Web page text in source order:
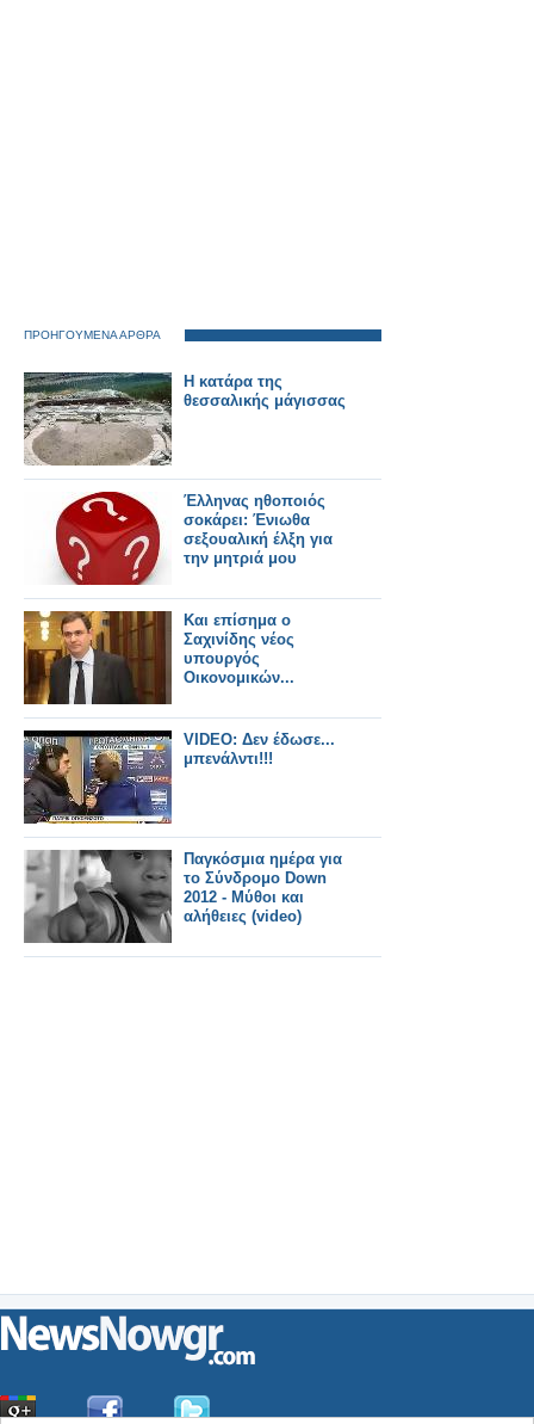
ΠΡΟΗΓΟΥΜΕΝΑ ΑΡΘΡΑ
Η κατάρα της
θεσσαλικής μάγισσας
Έλληνας ηθοποιός
σοκάρει: Ένιωθα
σεξουαλική έλξη για
την μητριά μου
Kαι επίσημα ο
Σαχινίδης νέος
υπουργός
Οικονομικών...
VIDEO: Δεν έδωσε...
μπενάλντι!!!
Παγκόσμια ημέρα για
το Σύνδρομο Down
2012 - Μύθοι και
αλήθειες (video)